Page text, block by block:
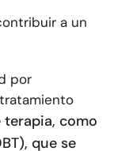
a un
por
terapia, como
que se